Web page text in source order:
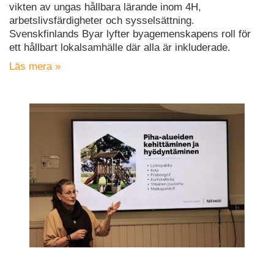
vikten av ungas hållbara lärande inom 4H,
arbetslivsfärdigheter och sysselsättning.
Svenskfinlands Byar lyfter byagemenskapens roll för
ett hållbart lokalsamhälle där alla är inkluderade.
Läs mera »